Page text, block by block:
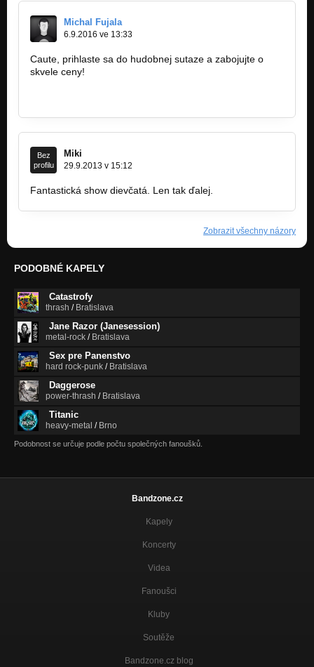
Michal Fujala
6.9.2016 ve 13:33
Caute, prihlaste sa do hudobnej sutaze a zabojujte o
skvele ceny!
Bez
profilu
Miki
29.9.2013 v 15:12
Fantastická show dievčatá. Len tak ďalej.
Zobrazit všechny názory
PODOBNÉ KAPELY
Catastrofy
thrash / Bratislava
Jane Razor (Janesession)
metal-rock / Bratislava
Sex pre Panenstvo
hard rock-punk / Bratislava
Daggerose
power-thrash / Bratislava
Titanic
heavy-metal / Brno
Podobnost se určuje podle počtu společných fanoušků.
Bandzone.cz
Kapely
Koncerty
Videa
Fanoušci
Kluby
Soutěže
Bandzone.cz blog